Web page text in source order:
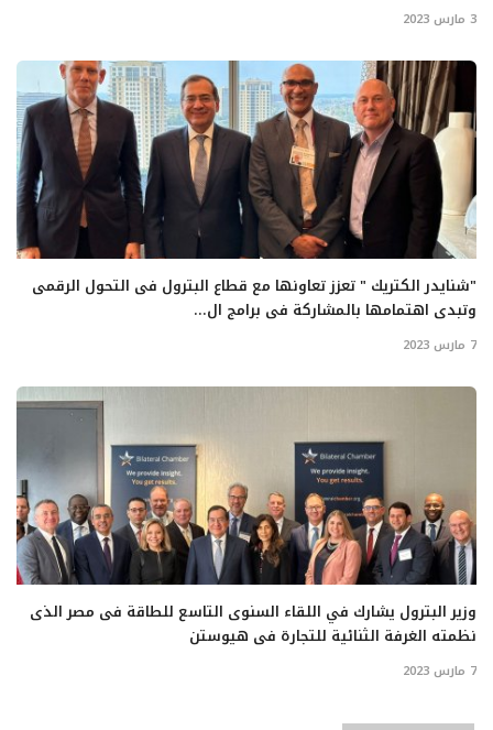
3 مارس 2023
"شنايدر الكتريك " تعزز تعاونها مع قطاع البترول فى التحول الرقمى
وتبدى اهتمامها بالمشاركة فى برامج ال...
7 مارس 2023
وزير البترول يشارك في اللقاء السنوى التاسع للطاقة فى مصر الذى
نظمته الغرفة الثنائية للتجارة فى هيوستن
7 مارس 2023